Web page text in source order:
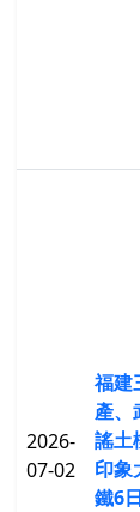
2026-
07-02
福建
產、
謠土
印象
鐵6